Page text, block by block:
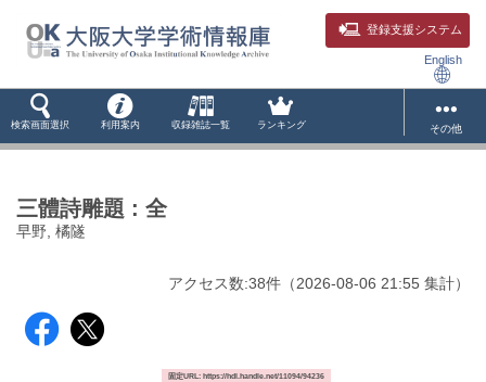
登録支援システム
English
検索画面選択 利用案内 収録雑誌一覧 ランキング その他
三體詩雕題 : 全
早野, 橘隧
アクセス数:38件 （2026-08-06 21:55 集計）
固定URL: https://hdl.handle.net/11094/94236